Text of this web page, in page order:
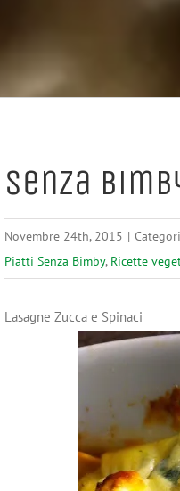
Senza
Novembre 24th, 2015 |
Piatti Senza Bimby, Ricette
Lasagne Zucca e Spinaci